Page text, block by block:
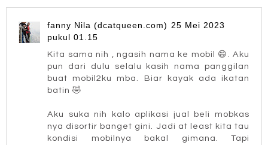
fanny Nila (dcatqueen.com) 25 Mei 2023
pukul 01.15
Kita sama nih , ngasih nama ke mobil 😄. Aku
pun dari dulu selalu kasih nama panggilan
buat mobil2ku mba. Biar kayak ada ikatan
batin 🤣
Aku suka nih kalo aplikasi jual beli mobkas
nya disortir banget gini. Jadi at least kita tau
kondisi mobilnya bakal gimana. Tapi